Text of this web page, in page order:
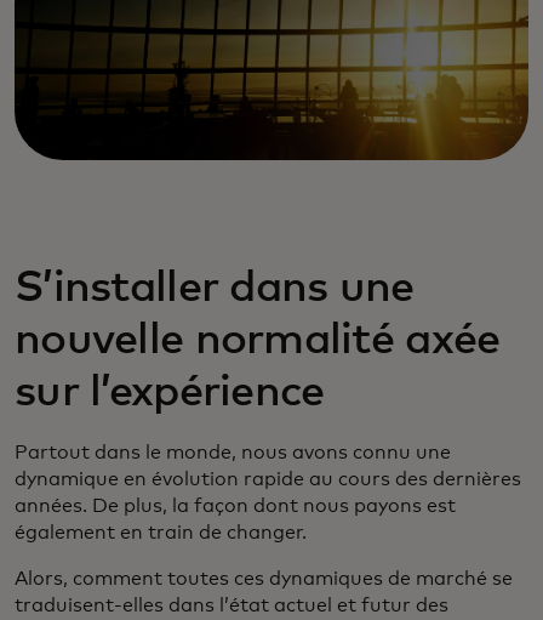
S’installer dans une
nouvelle normalité axée
sur l’expérience
Partout dans le monde, nous avons connu une
dynamique en évolution rapide au cours des dernières
années. De plus, la façon dont nous payons est
également en train de changer.
Alors, comment toutes ces dynamiques de marché se
traduisent-elles dans l’état actuel et futur des